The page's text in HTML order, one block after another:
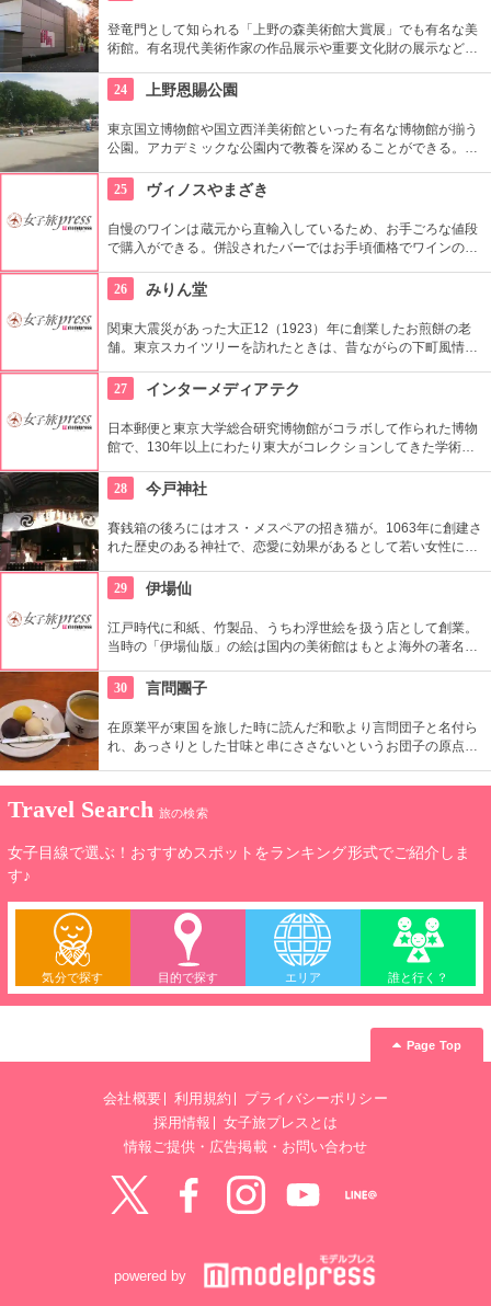
登竜門として知られる「上野の森美術館大賞展」でも有名な美
術館。有名現代美術作家の作品展示や重要文化財の展示など、
休めるのもいかが？
24 上野恩賜公園
東京国立博物館や国立西洋美術館といった有名な博物館が揃う
公園。アカデミックな公園内で教養を深めることができる。ま
25
ヴィノスやまざき
自慢のワインは蔵元から直輸入しているため、お手ごろな値段
で購入ができる。併設されたバーではお手頃価格でワインのテ
26
みりん堂
関東大震災があった大正12（1923）年に創業したお煎餅の老
舗。東京スカイツリーを訪れたときは、昔ながらの下町風情と
ではぬれ煎餅にアイスクリームをはさんだ「ぬれソフト」も人
気。
27 インターメディアテク
日本郵便と東京大学総合研究博物館がコラボして作られた博物
館で、130年以上にわたり東大がコレクションしてきた学術コ
ている。
28 今戸神社
賽銭箱の後ろにはオス・メスペアの招き猫が。1063年に創建さ
れた歴史のある神社で、恋愛に効果があるとして若い女性に人
購入してみては？
29 伊場仙
江戸時代に和紙、竹製品、うちわ浮世絵を扱う店として創業。
当時の「伊場仙版」の絵は国内の美術館はもとよ海外の著名美
などを取り扱っている。
30 言問團子
在原業平が東国を旅した時に読んだ和歌より言問団子と名付ら
れ、あっさりとした甘味と串にささないというお団子の原点を
の餡の３種類がある。
Travel Search 旅の検索
女子目線で選ぶ！おすすめスポットをランキング形式でご紹介しま
す♪
気分で探す 目的で探す エリア 誰と行く？
Page Top
会社概要 利用規約
プライバシーポリシー
採用情報
女子旅プレスとは
情報ご提供・広告掲載・お問い合わせ
powered by